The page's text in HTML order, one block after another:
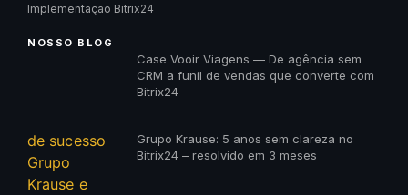
Implementação Bitrix24
NOSSO BLOG
Case Vooir Viagens — De agência sem
CRM a funil de vendas que converte com
Bitrix24
Grupo Krause: 5 anos sem clareza no
Bitrix24 – resolvido em 3 meses